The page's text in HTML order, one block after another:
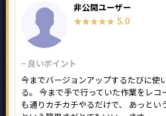
非公開ユーザー
★★★★★
★★★★★ 5.0
− 良いポイント
今までバージョンアップするたびに使
る。 今まで手で行っていた作業をレコ
も通りカチカチやるだけで、 あっとい